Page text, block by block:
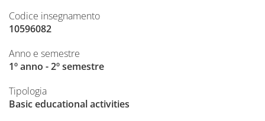
Codice insegnamento
10596082
Anno e semestre
1º anno - 2º semestre
Tipologia
Basic educational activities